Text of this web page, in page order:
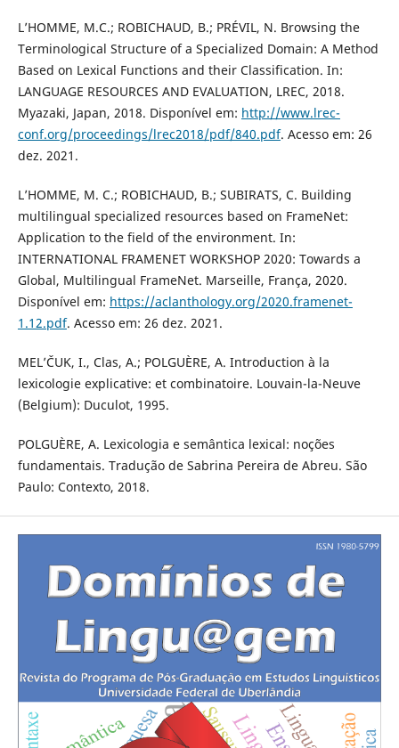
L’HOMME, M.C.; ROBICHAUD, B.; PRÉVIL, N. Browsing the
Terminological Structure of a Specialized Domain: A Method
Based on Lexical Functions and their Classification. In:
LANGUAGE RESOURCES AND EVALUATION, LREC, 2018.
Myazaki, Japan, 2018. Disponível em: http://www.lrec-
conf.org/proceedings/lrec2018/pdf/840.pdf. Acesso em: 26
dez. 2021.
L’HOMME, M. C.; ROBICHAUD, B.; SUBIRATS, C. Building
multilingual specialized resources based on FrameNet:
Application to the field of the environment. In:
INTERNATIONAL FRAMENET WORKSHOP 2020: Towards a
Global, Multilingual FrameNet. Marseille, França, 2020.
Disponível em: https://aclanthology.org/2020.framenet-
1.12.pdf. Acesso em: 26 dez. 2021.
MEL’ČUK, I., Clas, A.; POLGUÈRE, A. Introduction à la
lexicologie explicative: et combinatoire. Louvain-la-Neuve
(Belgium): Duculot, 1995.
POLGUÈRE, A. Lexicologia e semântica lexical: noções
fundamentais. Tradução de Sabrina Pereira de Abreu. São
Paulo: Contexto, 2018.